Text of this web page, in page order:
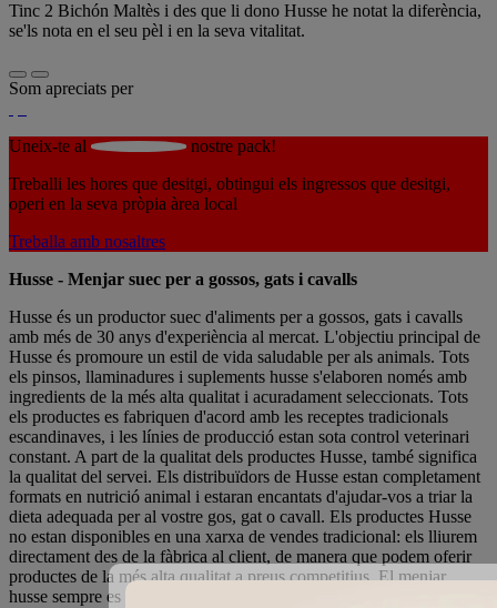
Tinc 2 Bichón Maltès i des que li dono Husse he notat la diferència,
se'ls nota en el seu pèl i en la seva vitalitat.
Som apreciats per
Uneix-te al
nostre pack!
Treballi les hores que desitgi, obtingui els ingressos que desitgi,
operi en la seva pròpia àrea local
Treballa amb nosaltres
Husse - Menjar suec per a gossos, gats i cavalls
Husse és un productor suec d'aliments per a gossos, gats i cavalls
amb més de 30 anys d'experiència al mercat. L'objectiu principal de
Husse és promoure un estil de vida saludable per als animals. Tots
els pinsos, llaminadures i suplements husse s'elaboren només amb
ingredients de la més alta qualitat i acuradament seleccionats. Tots
els productes es fabriquen d'acord amb les receptes tradicionals
escandinaves, i les línies de producció estan sota control veterinari
constant. A part de la qualitat dels productes Husse, també significa
la qualitat del servei. Els distribuïdors de Husse estan completament
formats en nutrició animal i estaran encantats d'ajudar-vos a triar la
dieta adequada per al vostre gos, gat o cavall. Els productes Husse
no estan disponibles en una xarxa de vendes tradicional: els lliurem
directament des de la fàbrica al client, de manera que podem oferir
productes de la més alta qualitat a preus competitius. El menjar
husse sempre es pot demanar amb lliurament porta a porta.